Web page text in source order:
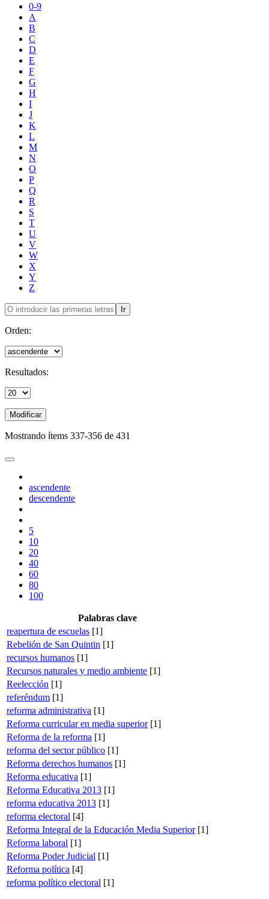
0-9
A
B
C
D
E
F
G
H
I
J
K
L
M
N
O
P
Q
R
S
T
U
V
W
X
Y
Z
Ir
Orden:
Resultados:
Modificar
Mostrando ítems 337-356 de 431
ascendente
descendente
5
10
20
40
60
80
100
Palabras clave
reapertura de escuelas [1]
Rebelión de San Quintin [1]
recursos humanos [1]
Recursos naturales y medio ambiente [1]
Reelección [1]
referéndum [1]
reforma administrativa [1]
Reforma curricular en media superior[1]
Reforma de la reforma [1]
reforma del sector público [1]
Reforma derechos humanos [1]
Reforma educativa [1]
Reforma Educativa 2013 [1]
reforma educativa 2013 [1]
reforma electoral [4]
Reforma Integral de la Educación Media Superior[1]
Reforma laboral [1]
Reforma Poder Judicial [1]
Reforma política [4]
reforma político electoral [1]